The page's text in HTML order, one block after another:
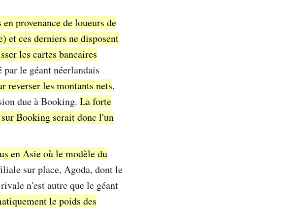
provenance de loueurs de
et ces derniers ne disposent
les cartes bancaires
le géant néerlandais
reverser les montants nets,
due à Booking. La forte
Booking serait donc l'un
en Asie où le modèle du
sur place, Agoda, dont le
n'est autre que le géant
le poids des